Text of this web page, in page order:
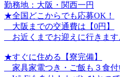
勤務地：大阪・関西一円
★全国どこからでも応募OK！
大阪までの交通費は【0円】
お近くまでお迎えに行きます
★すぐに住める【寮完備】
家具家電つき・ご飯も３食付